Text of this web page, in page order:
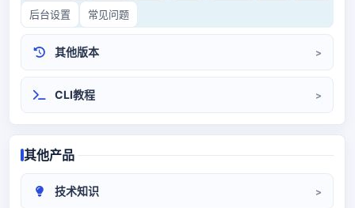
后台设置 常见问题
其他版本
CLI教程
其他产品
技术知识